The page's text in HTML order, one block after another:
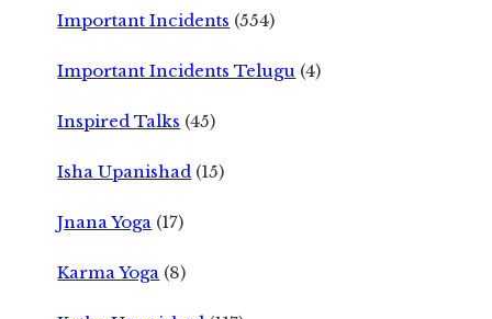
Important Incidents (554)
Important Incidents Telugu (4)
Inspired Talks (45)
Isha Upanishad (15)
Jnana Yoga (17)
Karma Yoga (8)